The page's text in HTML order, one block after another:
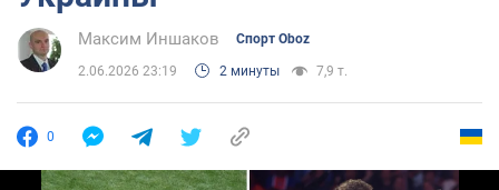
Максим Иншаков Спорт Oboz
2.06.2026 23:19 2 минуты 7,9 т.
0